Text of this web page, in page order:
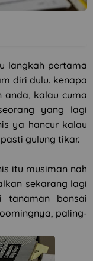
langkah pertama
diri dulu. kenapa
anda, kalau cuma
yang lagi
ya hancur kalau
gulung tikar.
itu musiman nah
sekarang lagi
bonsai
paling-